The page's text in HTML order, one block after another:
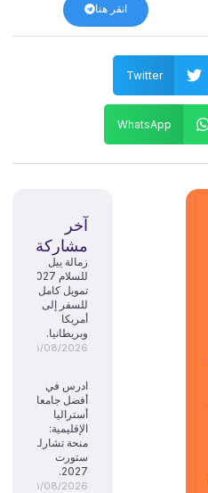
انقر هنا
Twitter
WhatsApp
آخر
مشاركة
زمالة ييل
تمويل كامل
للسفر إلى
أمريكا
وبريطانيا.
08/08/2026
ادرس في
أفضل جامعات
أستراليا
الإقليمية:
منحة تشارلز
ستورت
2027.
08/08/2026